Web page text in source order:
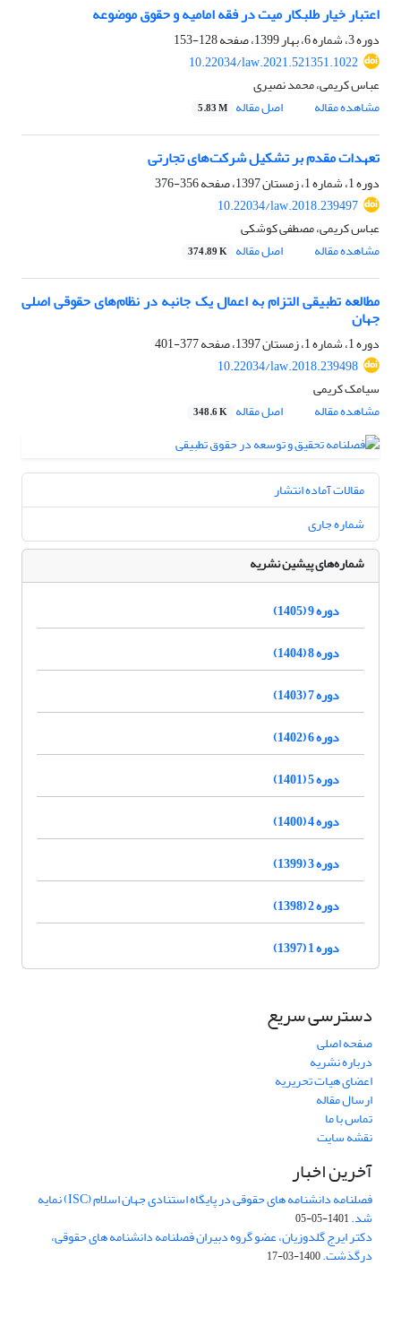
اعتبار خیار طلبکار میت در فقه امامیه و حقوق موضوعه
دوره 3، شماره 6، بهار 1399، صفحه
128-153
10.22034/law.2021.521351.1022
عباس کریمی، محمد نصیری
مشاهده مقاله
اصل مقاله 5.83 M
تعهدات مقدم بر تشکیل شرکت‌های تجارتی
دوره 1، شماره 1، زمستان 1397، صفحه
356-376
10.22034/law.2018.239497
عباس کریمی، مصطفی کوشکی
مشاهده مقاله
اصل مقاله 374.89 K
مطالعه تطبیقی التزام به اعمال یک جانبه در نظام‌های حقوقی اصلی
جهان
دوره 1، شماره 1، زمستان 1397، صفحه
377-401
10.22034/law.2018.239498
سیامک کریمی
مشاهده مقاله
اصل مقاله 348.6 K
مقالات آماده انتشار
شماره جاری
شماره‌های پیشین نشریه
دوره 9 (1405)
دوره 8 (1404)
دوره 7 (1403)
دوره 6 (1402)
دوره 5 (1401)
دوره 4 (1400)
دوره 3 (1399)
دوره 2 (1398)
دوره 1 (1397)
دسترسی سریع
صفحه اصلی
درباره نشریه
اعضای هیات تحریریه
ارسال مقاله
تماس با ما
نقشه سایت
آخرین اخبار
فصلنامه دانشنامه های حقوقی در پایگاه استنادی جهان اسلام (ISC) نمایه
شد.1401-05-05
دکتر ایرج گلدوزیان، عضو گروه دبیران فصلنامه دانشنامه های حقوقی،
درگذشت.1400-03-17